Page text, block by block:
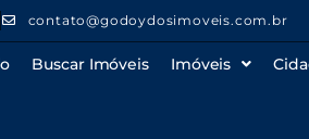
contato@godoydosimoveis.com.br
Buscar Imóveis Imóveis